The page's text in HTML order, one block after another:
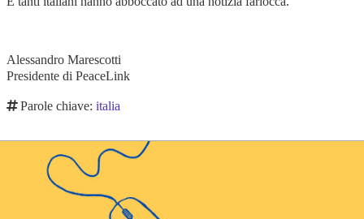
Alessandro Marescotti
Presidente di PeaceLink
Parole chiave:italia